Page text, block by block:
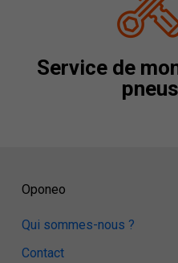
Service de
pneus
Oponeo
Qui sommes-nous ?
Contact